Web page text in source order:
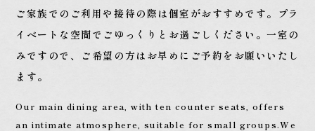
ご家族でのご利用や接待の際は個室がおすすめです。 プラ
イベートな空間でごゆっくりとお過ごしください。一室の
みですので、ご希望の方はお早めにご予約をお願いいたし
ます。
Our main dining area, with ten counter seats, offers
an intimate atmosphere, suitable for small groups.We